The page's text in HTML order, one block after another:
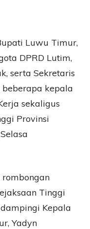
Luwu Timur,
DPRD Lutim,
serta Sekretaris
beberapa kepala
sekaligus
Provinsi
Tinggi
Kepala
Yadyn